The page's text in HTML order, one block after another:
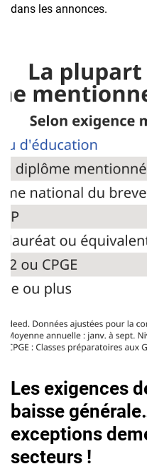
dans les annonces.
Les exigences
baisse
exceptions
secteurs !